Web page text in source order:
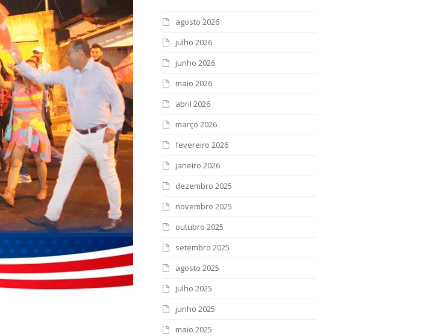
agosto 2026
julho 2026
junho 2026
maio 2026
abril 2026
março 2026
fevereiro 2026
janeiro 2026
dezembro 2025
novembro 2025
outubro 2025
setembro 2025
agosto 2025
julho 2025
junho 2025
maio 2025